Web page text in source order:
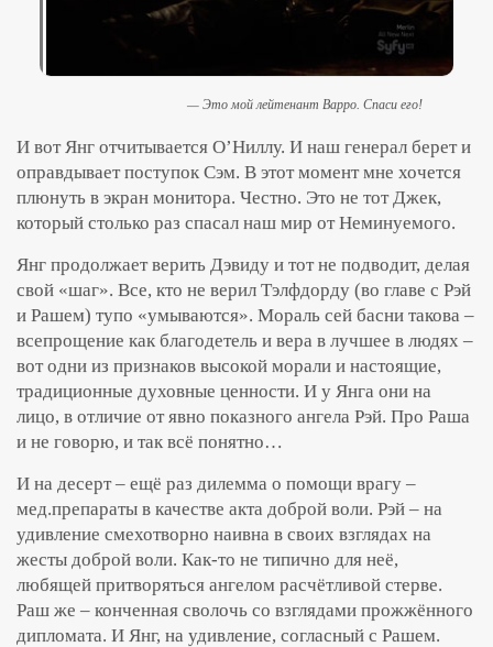
— Это мой лейтенант Варро. Спаси его!
И вот Янг отчитывается О’Ниллу. И наш генерал берет и
оправдывает поступок Сэм. В этот момент мне хочется
плюнуть в экран монитора. Честно. Это не тот Джек,
который столько раз спасал наш мир от Неминуемого.
Янг продолжает верить Дэвиду и тот не подводит, делая
свой «шаг». Все, кто не верил Тэлфдорду (во главе с Рэй
и Рашем) тупо «умываются». Мораль сей басни такова –
всепрощение как благодетель и вера в лучшее в людях –
вот одни из признаков высокой морали и настоящие,
традиционные духовные ценности. И у Янга они на
лицо, в отличие от явно показного ангела Рэй. Про Раша
и не говорю, и так всё понятно…
И на десерт – ещё раз дилемма о помощи врагу –
мед.препараты в качестве акта доброй воли. Рэй – на
удивление смехотворно наивна в своих взглядах на
жесты доброй воли. Как-то не типично для неё,
любящей притворяться ангелом расчётливой стерве.
Раш же – конченная сволочь со взглядами прожжённого
дипломата. И Янг, на удивление, согласный с Рашем.